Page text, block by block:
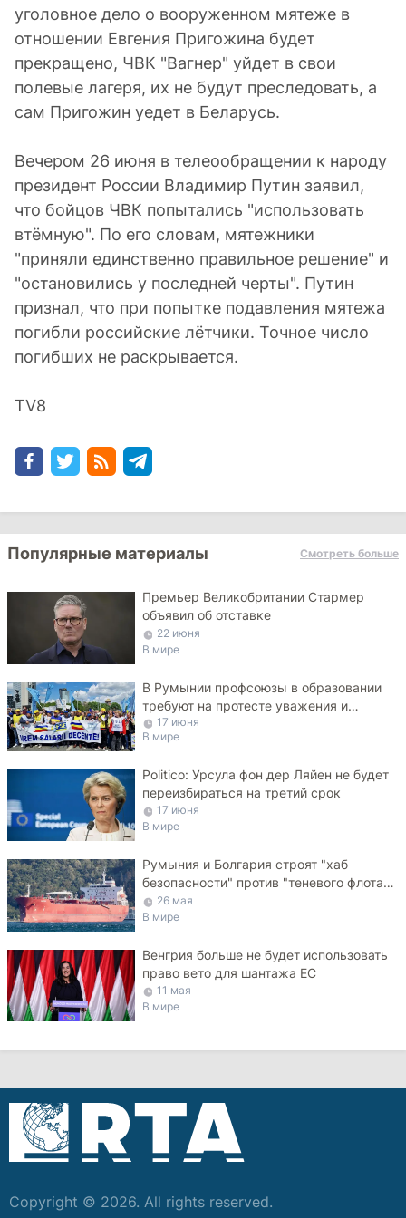
уголовное дело о вооруженном мятеже в
отношении Евгения Пригожина будет
прекращено, ЧВК "Вагнер" уйдет в свои
полевые лагеря, их не будут преследовать, а
сам Пригожин уедет в Беларусь.
Вечером 26 июня в телеообращении к народу
президент России Владимир Путин заявил,
что бойцов ЧВК попытались "использовать
втёмную". По его словам, мятежники
"приняли единственно правильное решение" и
"остановились у последней черты". Путин
признал, что при попытке подавления мятежа
погибли российские лётчики. Точное число
погибших не раскрывается.
TV8
Популярные материалы Смотреть больше
Премьер Великобритании Стармер
объявил об отставке
22 июня
В мире
В Румынии профсоюзы в образовании
требуют на протесте уважения и
достойных зарплат
17 июня
В мире
Politico: Урсула фон дер Ляйен не будет
переизбираться на третий срок
17 июня
В мире
Румыния и Болгария строят "хаб
безопасности" против "теневого флота"
РФ в Черном море
26 мая
В мире
Венгрия больше не будет использовать
право вето для шантажа ЕС
11 мая
В мире
Copyright © 2026. All rights reserved.